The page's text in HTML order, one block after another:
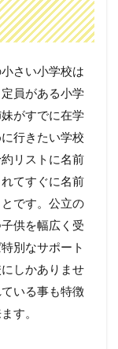
さい小学校は
員がある小学
がすでに在学
行きたい学校
リストに名前
てすぐに名前
です。公立の
供を幅広く受
別なサポート
しかありませ
いる事も特徴
す。